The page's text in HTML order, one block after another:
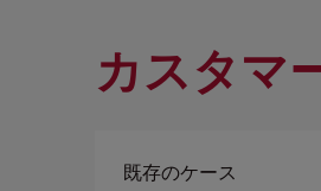
カスタマ
既存のケース